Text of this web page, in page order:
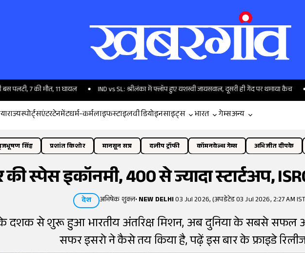
मौत, 11 घायल IND vs SL: श्रीलंका में फ्लॉप हुए यशस्वी जायसवाल, दूसरी ही गेंद पर थमाया कैच प्रशांत
राज्यस्पोर्ट्सएंटरटेनमेंटधर्म-कर्मलाइफस्टाइलवीडियोइनसाइट्स भारत गेम्सअन्य
सिंह प्रशांत किशोर मानसून सत्र दलीप ट्रॉफी कॉमनवेल्थ गेम्स अभिजीत दीपके
स्पेस इकॉनमी, 400 से ज्यादा स्टार्टअप,
देश अभिषेक शुक्ल•NEW DELHI03 Jul 2026, (अपडेटेड 03 Jul 2026, 2:27 AM
दशक से शुरू हुआ भारतीय अंतरिक्ष मिशन, अब दुनिया के सबसे सफल
सफर इसरो ने कैसे तय किया है, पढ़ें इस बार के फ्राइडे